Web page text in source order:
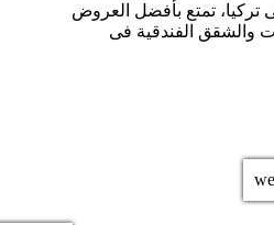
تركيا، تمتع بأفضل العروض
والشقق الفندقية فى